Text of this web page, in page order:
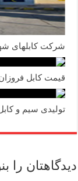
شرکت کابلهای
قیمت کابل
تولیدی سیم و
دیدگاهتان را